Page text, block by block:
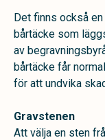
Det finns också
bårtäcke som
av
bårtäcke får
för att undvika
Gravstenen
Att välja en sten